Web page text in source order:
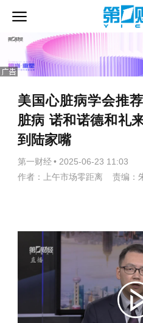
美国心脏病学会推
脏病 诺和诺德和礼
到陆家嘴
第一财经 • 2025-06-23 11:03
作者：上午市场零距离 责编：